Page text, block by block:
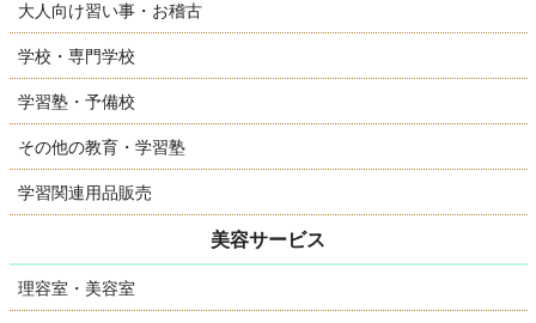
大人向け習い事・お稽古
学校・専門学校
学習塾・予備校
その他の教育・学習塾
学習関連用品販売
美容サービス
理容室・美容室